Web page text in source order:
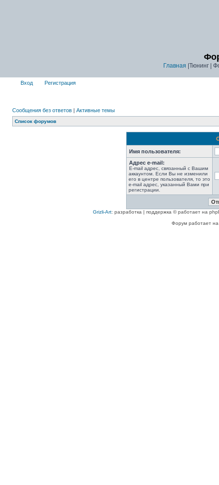
Главная |Тюнинг |
Вход Регистрация
Сообщения без ответов | Активные темы
Список форумов
Имя пользователя:
Адрес e-mail:
E-mail адрес, связанный с Вашим
аккаунтом. Если Вы не изменили
его в центре пользователя, то это
e-mail адрес, указанный Вами при
регистрации.
Grizli-Art: разработка | поддержка © работает на
Форум работает